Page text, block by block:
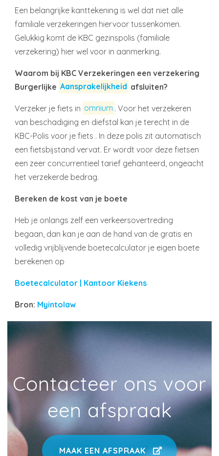
Een belangrijke kanttekening is wel dat niet alle
familiale verzekeringen hiervoor tussenkomen.
Gelukkig komt de KBC gezinspolis (familiale
verzekering) hier wel voor in aanmerking.
Waarom bij KBC Verzekeringen een verzekering
Burgerlijke Aansprakelijkheid afsluiten?
Verzeker je fiets in omnium . Voor het verzekeren
van beschadiging en diefstal kan je terecht in de
KBC-Polis voor je fiets . In deze polis zit automatisch
een fietsbijstand vervat. Er wordt voor deze fietsen
een zeer concurrentieel tarief gehanteerd, ongeacht
het verzekerde bedrag.
Bereken de kost van je boete
Heb je onlangs zelf een verkeersovertreding
begaan, dan kan je aan de hand van de gratis en
volledig vrijblijvende boetecalculator je eigen boete
berekenen op
Boetecalculator | Kantoor Kiekens
Bron: Myintolaw
Contacteer ons voor
een afspraak
MAAK EEN AFSPRAAK